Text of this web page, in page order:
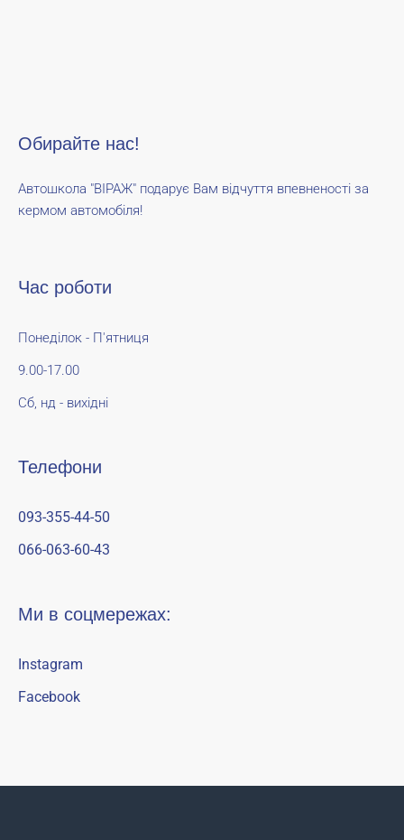
Обирайте нас!
Автошкола "ВІРАЖ" подарує Вам відчуття впевненості за
кермом автомобіля!
Час роботи
Понеділок - П'ятниця
9.00-17.00
Сб, нд - вихідні
Телефони
093-355-44-50
066-063-60-43
Ми в соцмережах:
Instagram
Facebook